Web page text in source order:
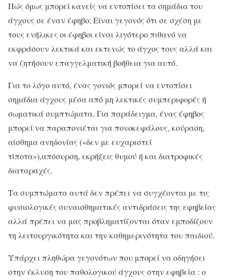
Πώς όμως μπορεί κανείς να εντοπίσει τα σημάδια του
άγχους σε έναν έφηβο; Είναι γεγονός ότι σε σχέση με
τους ενήλικες οι έφηβοι είναι λιγότερο πιθανό να
εκφράσουν λεκτικά και εκτενώς το άγχος τους αλλά και
να ζητήσουν επαγγελματική βοήθεια για αυτό.
Για το λόγο αυτό, ένας γονιός μπορεί να εντοπίσει
σημάδια άγχους μέσα από μη λεκτικές συμπεριφορές ή
σωματικά συμπτώματα. Για παράδειγμα, ένας έφηβος
μπορεί να παραπονιέται για πονοκεφάλους, κούραση,
αίσθημα ανηδονίας («δεν με ευχαριστεί
τίποτα»),απόσυρση, εκρήξεις θυμού ή και διατροφικές
διαταραχές.
Τα συμπτώματα αυτά δεν πρέπει να συγχέονται με τις
φυσιολογικές συναισθηματικές αντιδράσεις της εφηβείας
αλλά πρέπει να μας προβληματίζονται όταν εμποδίζουν
τη λειτουργικότητα και την καθημερινότητα του παιδιού.
Υπάρχει πληθώρα γεγονότων που μπορεί να οδηγήσει
στην έκλυση του παθολογικού άγχους στην εφηβεία : ο